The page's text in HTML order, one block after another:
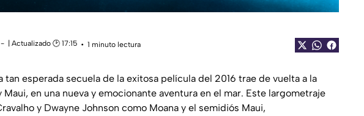
| Actualizado 🕑 17:15
1 minuto lectura
tan esperada secuela de la exitosa película del 2016 trae de vuelta a la
Maui, en una nueva y emocionante aventura en el mar. Este largometraje
y Dwayne Johnson como Moana y el semidiós Maui,